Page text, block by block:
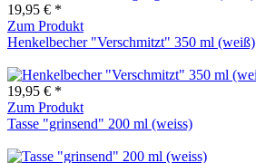
19,95 € *
Zum Produkt
Henkelbecher "Verschmitzt" 350 ml (weiß)
19,95 € *
Zum Produkt
Tasse "grinsend" 200 ml (weiss)